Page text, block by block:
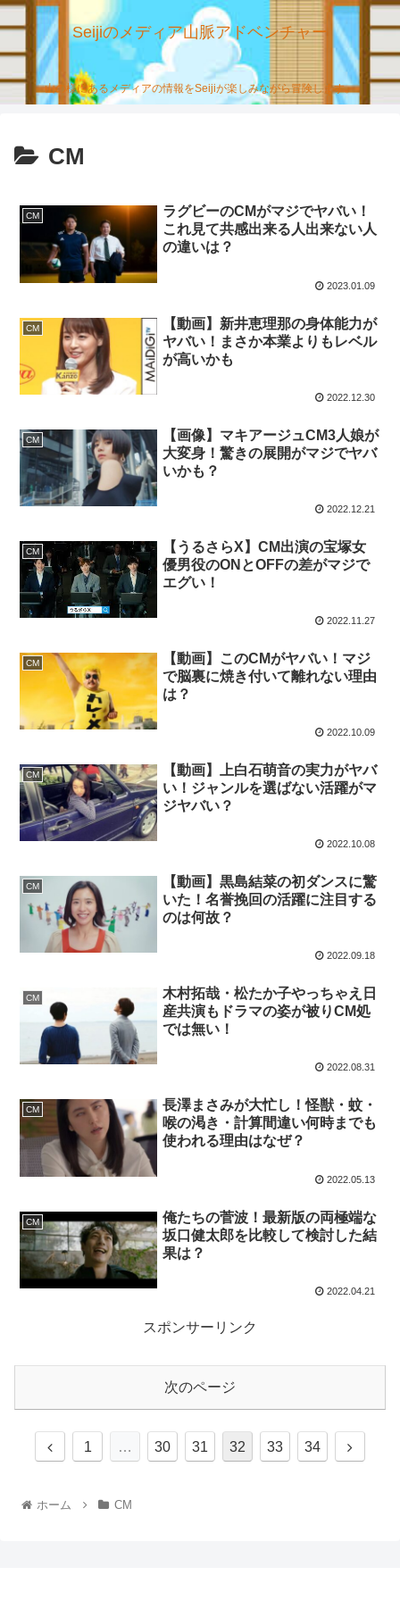
Seijiのメディア山脈アドベンチャー
山の様にあるメディアの情報をSeijiが楽しみながら冒険します。
CM
CM
ラグビーのCMがマジでヤバい！
これ見て共感出来る人出来ない人
の違いは？
2023.01.09
CM
【動画】新井恵理那の身体能力が
ヤバい！まさか本業よりもレベル
が高いかも
2022.12.30
CM
【画像】マキアージュCM3人娘が
大変身！驚きの展開がマジでヤバ
いかも？
2022.12.21
CM
【うるさらX】CM出演の宝塚女
優男役のONとOFFの差がマジで
エグい！
2022.11.27
CM
【動画】このCMがヤバい！マジ
で脳裏に焼き付いて離れない理由
は？
2022.10.09
CM
【動画】上白石萌音の実力がヤバ
い！ジャンルを選ばない活躍がマ
ジヤバい？
2022.10.08
CM
【動画】黒島結菜の初ダンスに驚
いた！名誉挽回の活躍に注目する
のは何故？
2022.09.18
CM
木村拓哉・松たか子やっちゃえ日
産共演もドラマの姿が被りCM処
では無い！
2022.08.31
CM
長澤まさみが大忙し！怪獣・蚊・
喉の渇き・計算間違い何時までも
使われる理由はなぜ？
2022.05.13
CM
俺たちの菅波！最新版の両極端な
坂口健太郎を比較して検討した結
果は？
2022.04.21
スポンサーリンク
次のページ
1 … 30 31 32 33 34
ホーム CM